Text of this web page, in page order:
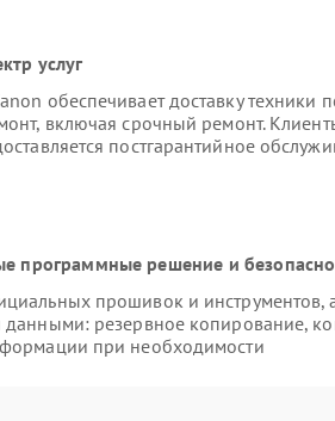
услуг
обеспечивает доставку техники
включая срочный ремонт.
постгарантийное
программные решение и
прошивок и инструментов,
данными: резервное копирование,
при необходимости